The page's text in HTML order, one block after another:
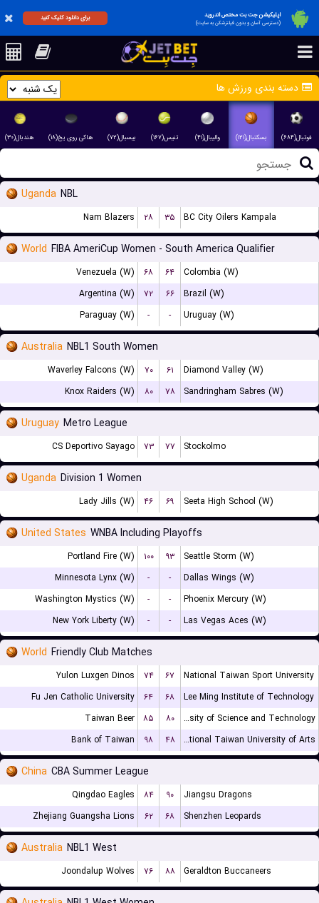
اپلیکیشن جت بت مختص اندروید
(دسترسی آسان و بدون فیلترشکن به سایت)
برای دانلود کلیک کنید
دسته بندی ورزش ها
فوتبال(۶۸۴) بسکتبال(۱۲۱) والیبال(۴۱) تنیس(۱۶۷) بیسبال(۷۲) هاکی روی یخ(۱۸) هندبال(۳۰)
Uganda NBL
Nam Blazers ۲۸ ۳۵ BC City Oilers Kampala
World FIBA AmeriCup Women - South America Qualifier
Venezuela (W) ۶۸ ۶۴
Colombia (W)
Argentina (W)
۷۲ ۶۶
Brazil (W)
Paraguay (W)
- - Uruguay (W)
Australia NBL1 South Women
Waverley Falcons (W) ۷۰ ۶۱
Diamond Valley (W)
Knox Raiders (W)
۸۰ ۷۸ Sandringham Sabres (W)
Uruguay Metro League
CS Deportivo Sayago ۷۳ ۷۷ Stockolmo
Uganda Division 1 Women
Lady Jills (W) ۴۶ ۶۹ Seeta High School (W)
United States WNBA Including Playoffs
Portland Fire (W) ۱۰۰ ۹۳
Seattle Storm (W)
Minnesota Lynx (W)
- -
Dallas Wings (W)
Washington Mystics (W)
- -
Phoenix Mercury (W)
New York Liberty (W)
- - Las Vegas Aces (W)
World Friendly Club Matches
Yulon Luxgen Dinos ۷۴ ۶۷
National Taiwan Sport University
Fu Jen Catholic University
۶۴ ۶۸
Lee Ming Institute of Technology
Taiwan Beer
۸۵ ۸۰
Chien Hsin University of Science and Technology
Bank of Taiwan
۹۸ ۴۸ National Taiwan University of Arts
China CBA Summer League
Qingdao Eagles ۸۴ ۹۰
Jiangsu Dragons
Zhejiang Guangsha Lions
۶۲ ۶۸ Shenzhen Leopards
Australia NBL1 West
Joondalup Wolves ۷۶ ۸۸ Geraldton Buccaneers